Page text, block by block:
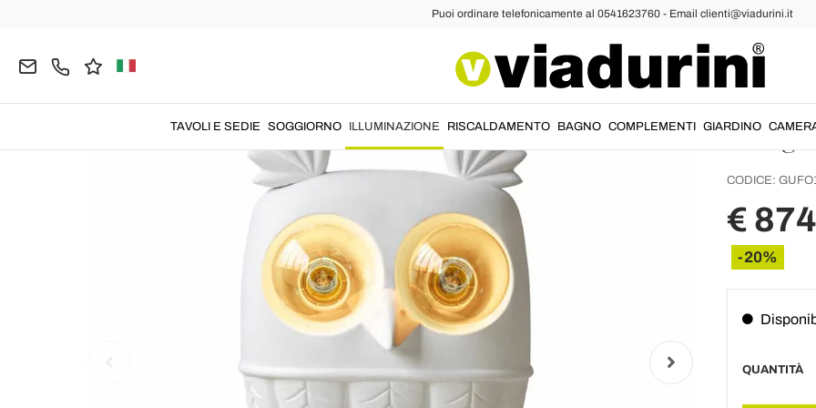
Puoi ordinare telefonicamente al 0541623760 - Email clienti@viadurini.it
TAVOLI E SEDIE SOGGIORNO ILLUMINAZIONE RISCALDAMENTO BAGNO COMPLEMENTI GIARDINO
CODICE:
€
-20%
QUANTITÀ